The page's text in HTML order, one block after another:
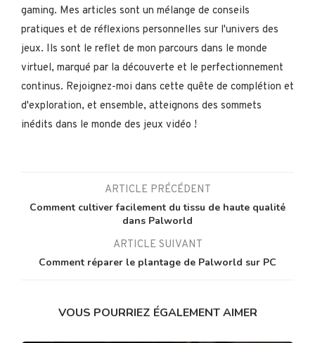
gaming. Mes articles sont un mélange de conseils
pratiques et de réflexions personnelles sur l'univers des
jeux. Ils sont le reflet de mon parcours dans le monde
virtuel, marqué par la découverte et le perfectionnement
continus. Rejoignez-moi dans cette quête de complétion et
d'exploration, et ensemble, atteignons des sommets
inédits dans le monde des jeux vidéo !
ARTICLE PRÉCÉDENT
Comment cultiver facilement du tissu de haute qualité
dans Palworld
ARTICLE SUIVANT
Comment réparer le plantage de Palworld sur PC
VOUS POURRIEZ ÉGALEMENT AIMER